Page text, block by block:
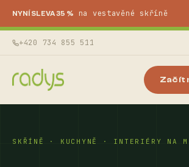
NYNÍ SLEVA 35 % na vestavěné skříně
+420 734 855 511
Začít
SKŘÍNĚ · KUCHYNĚ · INTERIÉRY NA